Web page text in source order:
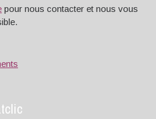
pour nous contacter et nous vous